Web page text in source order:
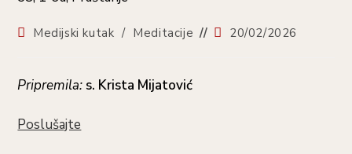
Kategorija
Medijski kutak / Meditacije
Objava
20/02/2026
Pripremila: s. Krista Mijatović
Poslušajte